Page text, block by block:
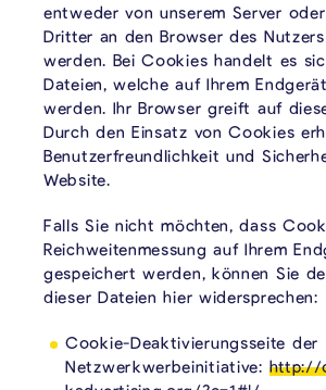
entweder von unserem Server
Dritter an den Browser des
werden. Bei Cookies handelt es
Dateien, welche auf Ihrem
werden. Ihr Browser greift auf
Durch den Einsatz von Cookies
Benutzerfreundlichkeit und
Website.
Falls Sie nicht möchten, dass
Reichweitenmessung auf Ihrem
gespeichert werden, können Sie
dieser Dateien hier widersprechen:
Cookie-Deaktivierungsseite der
Netzwerkwerbeinitiative: http://